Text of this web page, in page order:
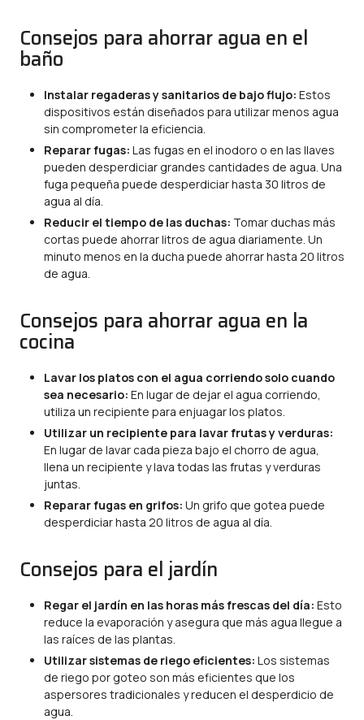
Consejos para ahorrar agua en el
baño
Instalar regaderas y sanitarios de bajo flujo: Estos
dispositivos están diseñados para utilizar menos agua
sin comprometer la eficiencia.
Reparar fugas: Las fugas en el inodoro o en las llaves
pueden desperdiciar grandes cantidades de agua. Una
fuga pequeña puede desperdiciar hasta 30 litros de
agua al día.
Reducir el tiempo de las duchas: Tomar duchas más
cortas puede ahorrar litros de agua diariamente. Un
minuto menos en la ducha puede ahorrar hasta 20 litros
de agua.
Consejos para ahorrar agua en la
cocina
Lavar los platos con el agua corriendo solo cuando
sea necesario: En lugar de dejar el agua corriendo,
utiliza un recipiente para enjuagar los platos.
Utilizar un recipiente para lavar frutas y verduras:
En lugar de lavar cada pieza bajo el chorro de agua,
llena un recipiente y lava todas las frutas y verduras
juntas.
Reparar fugas en grifos: Un grifo que gotea puede
desperdiciar hasta 20 litros de agua al día.
Consejos para el jardín
Regar el jardín en las horas más frescas del día: Esto
reduce la evaporación y asegura que más agua llegue a
las raíces de las plantas.
Utilizar sistemas de riego eficientes: Los sistemas
de riego por goteo son más eficientes que los
aspersores tradicionales y reducen el desperdicio de
agua.